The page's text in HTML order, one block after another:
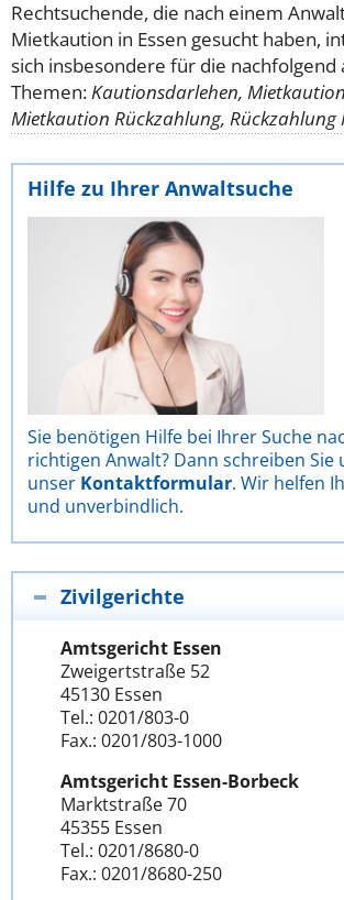
Rechtsuchende, die nach einem
Mietkaution in Essen gesucht haben,
sich insbesondere für die
Themen:Kautionsdarlehen,
Mietkaution Rückzahlung,
Hilfe zu Ihrer Anwaltsuche
Sie benötigen Hilfe bei Ihrer Suche
richtigen Anwalt? Dann schreiben Sie
unser Kontaktformular. Wir helfen
und unverbindlich.
Zivilgerichte
Amtsgericht Essen
Zweigertstraße 52
45130 Essen
Tel.: 0201/803-0
Fax.: 0201/803-1000
Amtsgericht Essen-Borbeck
Marktstraße 70
45355 Essen
Tel.: 0201/8680-0
Fax.: 0201/8680-250